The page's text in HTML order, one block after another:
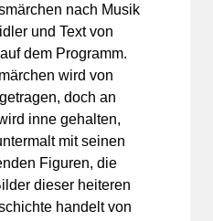
nach Musik
und Text von
dem Programm.
wird von
doch an
inne gehalten,
mit seinen
Figuren, die
dieser heiteren
handelt von